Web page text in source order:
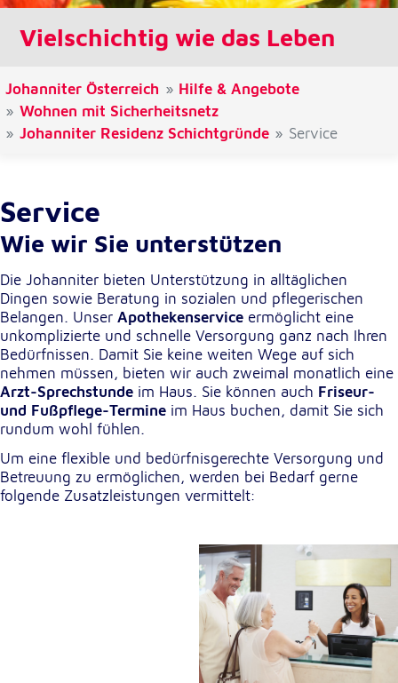
Vielschichtig wie das Leben
Johanniter Österreich
Hilfe & Angebote
Wohnen mit Sicherheitsnetz
Johanniter Residenz Schichtgründe
Service
Service
Wie wir Sie unterstützen
Die Johanniter bieten Unterstützung in alltäglichen
Dingen sowie Beratung in sozialen und pflegerischen
Belangen. Unser Apothekenservice ermöglicht eine
unkomplizierte und schnelle Versorgung ganz nach Ihren
Bedürfnissen. Damit Sie keine weiten Wege auf sich
nehmen müssen, bieten wir auch zweimal monatlich eine
Arzt-Sprechstunde im Haus. Sie können auch Friseur-
und Fußpflege-Termine im Haus buchen, damit Sie sich
rundum wohl fühlen.
Um eine flexible und bedürfnisgerechte Versorgung und
Betreuung zu ermöglichen, werden bei Bedarf gerne
folgende Zusatzleistungen vermittelt:
Google Analytics Opt-Out-Cookie
gaOptout
Zweck:
Dieser Cookie speichert die gewählte
Cookie Laufzeit:
1 Jahr
Einverständnis-Cookie
Name:
cookie_consent
Zweck:
Dieser Cookie speichert die ausgewählten
Einverständnis-Optionen des Benutzers
Cookie Laufzeit:
Statistik Cookies erfassen Informationen anonym.
Diese Informationen helfen uns zu verstehen, wie
unsere Besucher unsere Website nutzen.